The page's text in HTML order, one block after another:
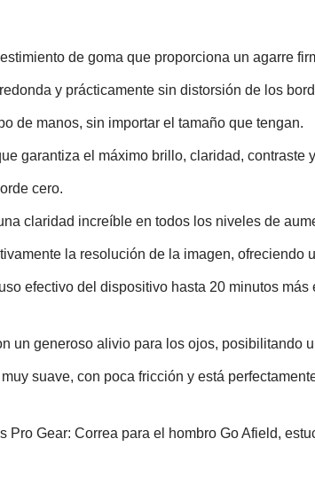
de goma que proporciona un agarre
y prácticamente sin distorsión de los
de manos, sin importar el tamaño que tengan.
garantiza el máximo brillo, claridad, contraste
cero.
claridad increíble en todos los niveles de
la resolución de la imagen,
efectivo del dispositivo hasta 20 minutos
un generoso alivio para los ojos, posibilitando
suave, con poca fricción y está
Gear: Correa para el hombro Go Afield,